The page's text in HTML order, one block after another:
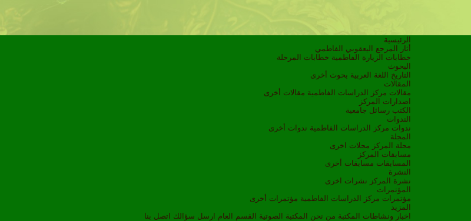
الرئيسية
أثار المرجع اليعقوبي الفاطمي
خطابات الزيارة الفاطمية خطابات المرحلة
البحوث
التاريخ
اللغة العربية بحوث أخرى
المقالات
مقالات مركز الدراسات الفاطمية مقالات أخرى
اصدارات المركز
الكتب رسائل جامعية
الندوات
ندوات مركز الدراسات الفاطمية ندوات أخرى
المجلة
مجلة المركز مجلات اخرى
مسابقات المركز
المسابقات مسابقات أخرى
النشرة
نشرة المركز نشرات اخرى
المؤتمرات
مؤتمرات مركز الدراسات الفاطمية مؤتمرات أخرى
المزيد
اخبار ونشاطات
المكتبة من نحن المكتبة الصوتية القسم العام ارسل سؤالك اتصل بنا